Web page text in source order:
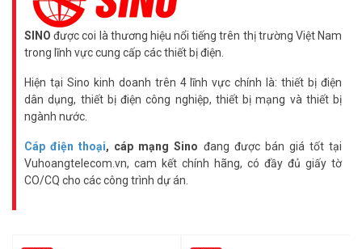
SINO được coi là thương hiệu nổi tiếng trên thị trường Việt Nam
trong lĩnh vực cung cấp các thiết bị điện.
Hiện tại Sino kinh doanh trên 4 lĩnh vực chính là: thiết bị điện
dân dụng, thiết bị điện công nghiệp, thiết bị mạng và thiết bị
ngành nước.
Cáp điện thoại, cáp mạng Sino đang được bán giá tốt tại
Vuhoangtelecom.vn, cam kết chính hãng, có đầy đủ giấy tờ
CO/CQ cho các công trình dự án.